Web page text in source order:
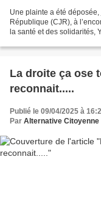
Une plainte a été
République (CJR), à
la santé et des solidarités,
La droite ça ose
reconnait.....
Publié le 09/04/2025 à
Par Alternative Citoyenne